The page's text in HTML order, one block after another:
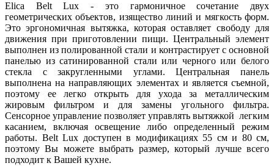
Elica Belt Lux - это гармоничное сочетание двух
геометрических объектов, изящество линий и мягкость форм.
Это эргономичная вытяжка, которая оставляет свободу для
движения при приготовлении пищи. Центральный элемент
выполнен из полированной стали и контрастирует с основной
панелью из сатинированной стали или черного или белого
стекла с закругленными углами. Центральная панель
выполнена на направляющих элементах и является съемной,
поэтому ее легко открыть для ухода за металлическим
жировым фильтром и для замены угольного фильтра.
Сенсорное управление позволяет управлять вытяжкой легким
касанием, включая освещение либо определенный режим
работы. Belt Lux доступен в модификациях 55 см и 80 см,
поэтому Вы можете выбрать размер, который лучше всего
подходит к Вашей кухне.